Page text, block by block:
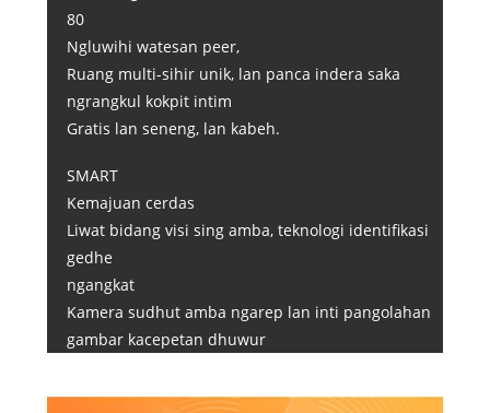
80
Ngluwihi watesan peer,
Ruang multi-sihir unik, lan panca indera saka
ngrangkul kokpit intim
Gratis lan seneng, lan kabeh.
SMART
Kemajuan cerdas
Liwat bidang visi sing amba, teknologi identifikasi
gedhe
ngangkat
Kamera sudhut amba ngarep lan inti pangolahan
gambar kacepetan dhuwur